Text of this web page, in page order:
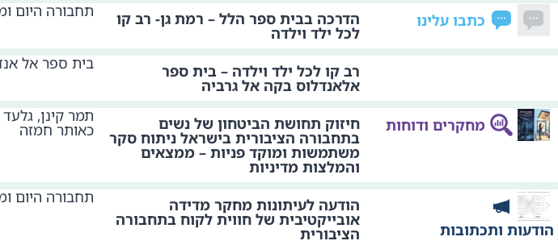
כתבו עלינו הדרכה בבית ספר הלל – רמת גן- רב קו
לכל ילד וילדה
תחבורה היום
רב קו לכל ילד וילדה – בית ספר
אלאנדלוס בקה אל גרביה
בית ספר אל
מחקרים ודוחות חיזוק תחושת הביטחון של נשים
בתחבורה הציבורית בישראל ניתוח סקר
משתמשות ומוקד פניות – ממצאים
והמלצות מדיניות
תמר קינן,
כאותר חמזה
הודעות ותכתובות
הודעה לעיתונות מחקר מדידה
אובייקטיבית של חווית לקוח בתחבורה
הציבורית
תחבורה היום